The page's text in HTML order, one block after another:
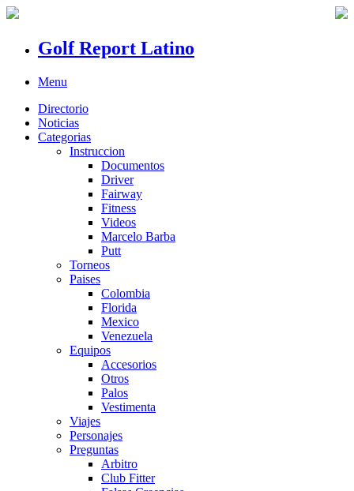
Golf Report Latino
Menu
Directorio
Noticias
Categorias
Instruccion
Documentos
Driver
Fairway
Fitness
Videos
Marcelo Barba
Putt
Torneos
Paises
Colombia
Florida
Mexico
Venezuela
Equipos
Accesorios
Otros
Palos
Vestimenta
Viajes
Personajes
Preguntas
Arbitro
Club Fitter